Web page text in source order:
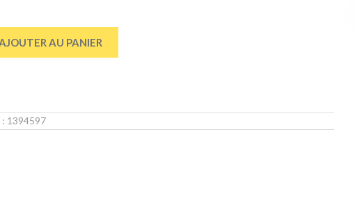
AU PANIER
1394597